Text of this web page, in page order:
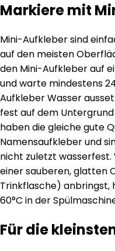
Markiere mit
Mini-Aufkleber sind
auf den meisten
den Mini-Aufkleber auf
und warte mindestens
Aufkleber Wasser
fest auf dem
haben die gleiche gute
Namensaufkleber und
nicht zuletzt wasserfest.
einer sauberen, glatten
Trinkflasche) anbringst,
60°C in der
Für die